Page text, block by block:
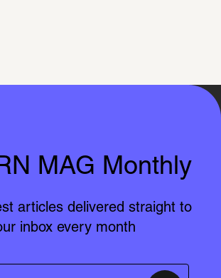
MAG Monthly
articles delivered straight to
inbox every month